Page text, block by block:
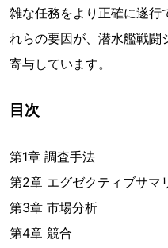
雑な任務をより正確に遂行
れらの要因が、潜水艦戦闘
寄与しています。
目次
第1章 調査手法
第2章 エグゼクティブサマ
第3章 市場分析
第4章 競合